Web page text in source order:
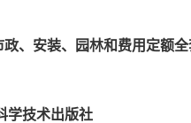
、安装、园林和费用定额全
学技术出版社